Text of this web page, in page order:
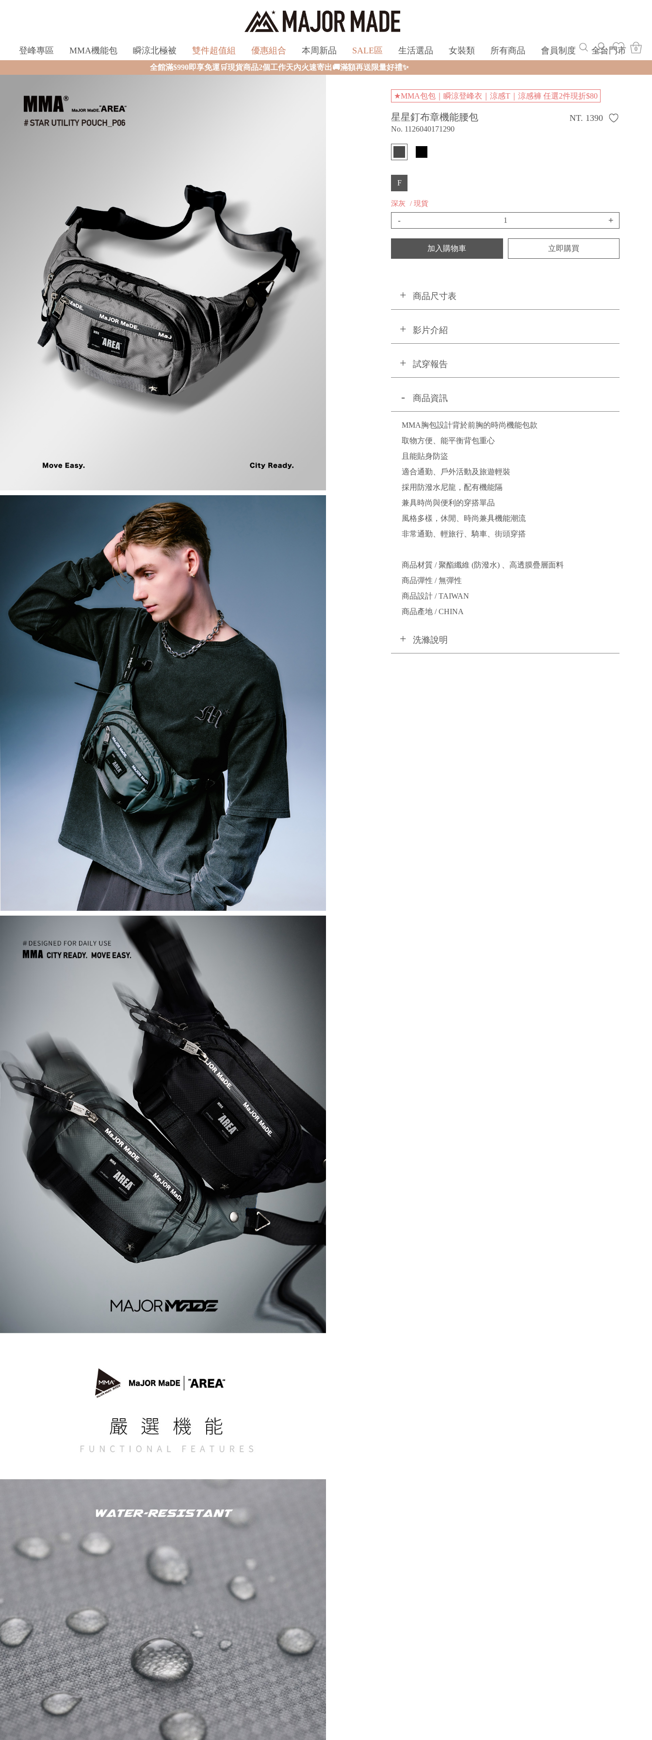
登峰專區 MMA機能包 瞬涼北極被 雙件超值組 優惠組合 本周新品 SALE區 生活選品 女裝類 所有商品 會員制度 全台門市 0
全館滿$990即享免運🛒現貨商品2個工作天內火速寄出🚚滿額再送限量好禮✨
★MMA包包｜瞬涼登峰衣｜涼感T｜涼感褲 任選2件現折$80
星星釘布章機能腰包
No. 1126040171290
NT. 1390
F
深灰 / 現貨
- +
加入購物車 立即購買
商品尺寸表
影片介紹
試穿報告
商品資訊
MMA胸包設計背於前胸的時尚機能包款
取物方便、能平衡背包重心
且能貼身防盜
適合通勤、戶外活動及旅遊輕裝
採用防潑水尼龍，配有機能隔
兼具時尚與便利的穿搭單品
風格多樣，休閒、時尚兼具機能潮流
非常通勤、輕旅行、騎車、街頭穿搭
商品材質 / 聚酯纖維 (防潑水) 、高透膜疊層面料
商品彈性 / 無彈性
商品設計 / TAIWAN
商品產地 / CHINA
洗滌說明